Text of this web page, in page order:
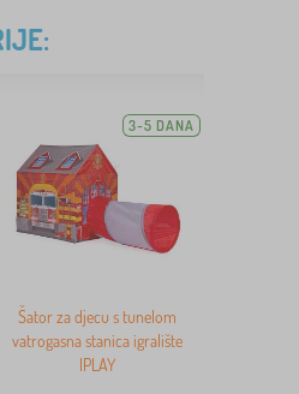
3-5 DANA
Šator za djecu s tunelom
vatrogasna stanica igralište
IPLAY